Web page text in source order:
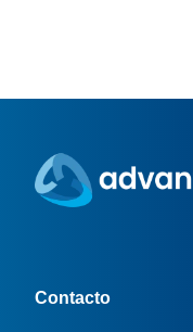
Contacto